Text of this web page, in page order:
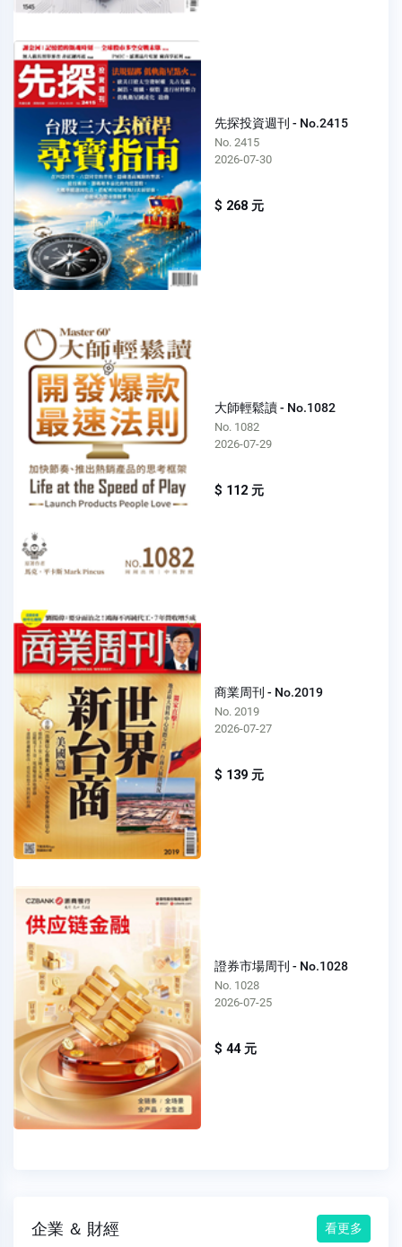
先探投資週刊 - No.2415
No. 2415
2026-07-30
$ 268 元
大師輕鬆讀 - No.1082
No. 1082
2026-07-29
$ 112 元
商業周刊 - No.2019
No. 2019
2026-07-27
$ 139 元
證券市場周刊 - No.1028
No. 1028
2026-07-25
$ 44 元
企業 ＆ 財經 看更多